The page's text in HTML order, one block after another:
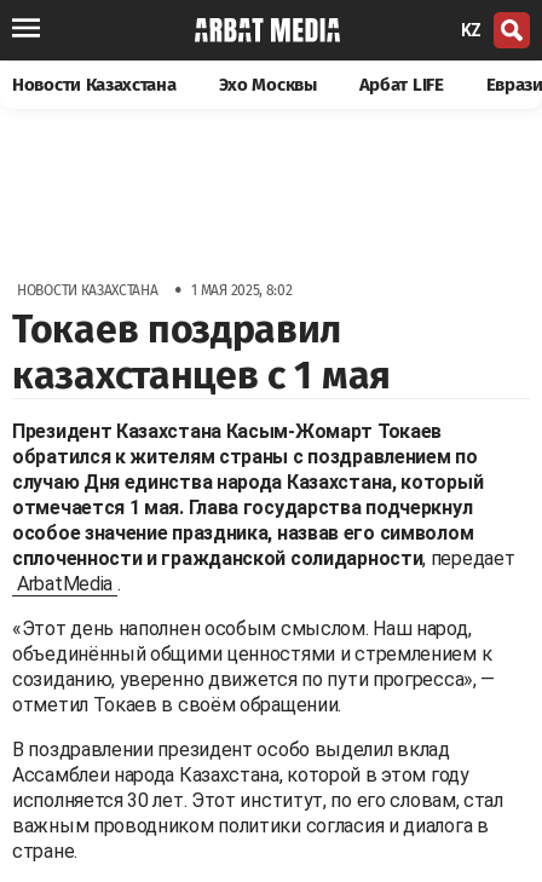
KZ
Новости Казахстана Эхо Москвы Арбат LIFE
НОВОСТИ КАЗАХСТАНА • 1 МАЯ 2025, 8:02
Токаев поздравил
казахстанцев с 1 мая
Президент Казахстана Касым-Жомарт Токаев
обратился к жителям страны с поздравлением по
случаю Дня единства народа Казахстана, который
отмечается 1 мая. Глава государства подчеркнул
особое значение праздника, назвав его символом
сплоченности и гражданской солидарности, передает
ArbatMedia .
«Этот день наполнен особым смыслом. Наш народ,
объединённый общими ценностями и стремлением к
созиданию, уверенно движется по пути прогресса», —
отметил Токаев в своём обращении.
В поздравлении президент особо выделил вклад
Ассамблеи народа Казахстана, которой в этом году
исполняется 30 лет. Этот институт, по его словам, стал
важным проводником политики согласия и диалога в
стране.